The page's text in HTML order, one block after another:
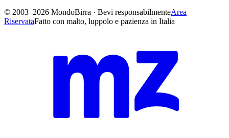
© 2003–2026 MondoBirra · Bevi responsabilmenteArea
RiservataFatto con malto, luppolo e pazienza in Italia